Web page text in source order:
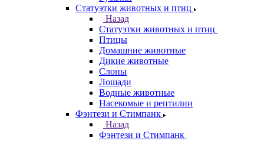
Статуэтки животных и птиц
Назад
Статуэтки животных и птиц
Птицы
Домашние животные
Дикие животные
Слоны
Лошади
Водные животные
Насекомые и рептилии
Фэнтези и Стимпанк
Назад
Фэнтези и Стимпанк